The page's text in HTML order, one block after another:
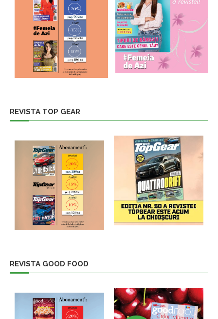
REVISTA TOP GEAR
REVISTA GOOD FOOD